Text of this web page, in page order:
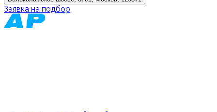
Заявка на подбор